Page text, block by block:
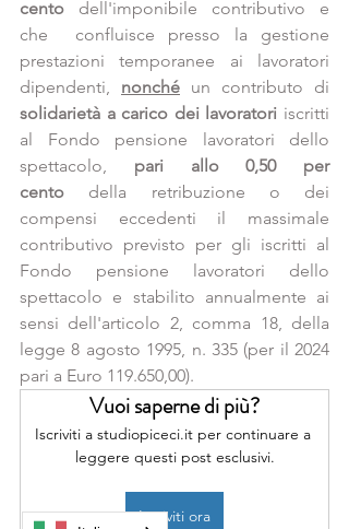
cento dell'imponibile contributivo e
che  confluisce presso la gestione
prestazioni temporanee ai lavoratori
dipendenti, nonché
solidarietà a carico dei lavoratori iscritti
al Fondo pensione lavoratori dello
spettacolo, pari allo 0,50 per
cento della retribuzione o dei
compensi eccedenti il massimale
contributivo previsto per gli iscritti al
Fondo pensione lavoratori dello
spettacolo e stabilito annualmente ai
sensi dell'articolo 2, comma 18, della
legge 8 agosto 1995, n. 335 (per il 2024
pari a Euro 119.650,00).
Vuoi saperne di più?
Iscriviti a studiopiceci.it per continuare a
leggere questi post esclusivi.
Iscriviti ora